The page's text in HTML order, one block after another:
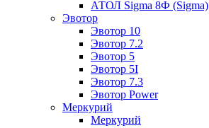
АТОЛ Sigma 8Ф (Sigma)
Эвотор
Эвотор 10
Эвотор 7.2
Эвотор 5
Эвотор 5I
Эвотор 7.3
Эвотор Power
Меркурий
Меркурий